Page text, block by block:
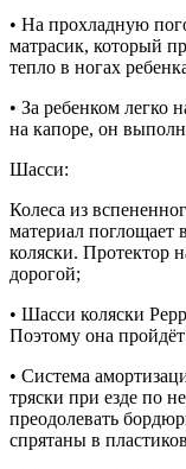
• На прохладную
матрасик, который
тепло в ногах
• За ребенком легко
на капоре, он
Шасси:
Колеса из
материал
коляски. Протектор
дорогой;
• Шасси коляски
Поэтому она
• Система
тряски при езде по
преодолевать
спрятаны в